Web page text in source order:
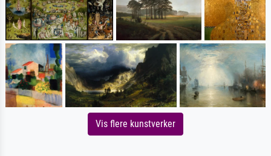
Vis flere kunstverker